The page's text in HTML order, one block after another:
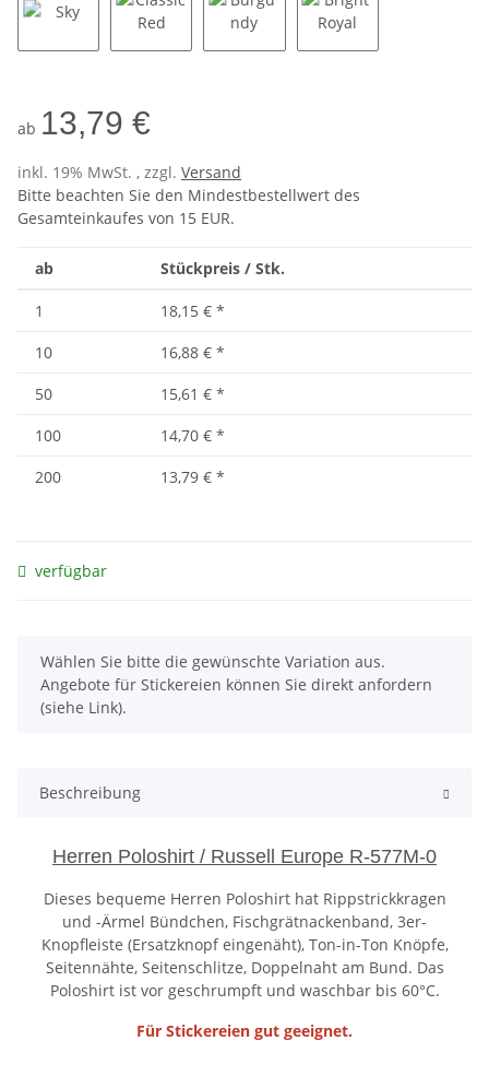
ab 13,79 €
inkl. 19% MwSt. , zzgl. Versand
Bitte beachten Sie den Mindestbestellwert des
Gesamteinkaufes von 15 EUR.
ab Stückpreis / Stk.
1 18,15 € *
10
16,88 € *
50
15,61 € *
100
14,70 € *
200
13,79 € *
verfügbar
x
Wählen Sie bitte die gewünschte Variation aus.
Angebote für Stickereien können Sie direkt anfordern
(siehe Link).
Beschreibung
Herren Poloshirt / Russell Europe R-577M-0
Dieses bequeme Herren Poloshirt hat Rippstrickkragen
und -Ärmel Bündchen, Fischgrätnackenband, 3er-
Knopfleiste (Ersatzknopf eingenäht), Ton-in-Ton Knöpfe,
Seitennähte, Seitenschlitze, Doppelnaht am Bund. Das
Poloshirt ist vor geschrumpft und waschbar bis 60°C.
Für Stickereien gut geeignet.